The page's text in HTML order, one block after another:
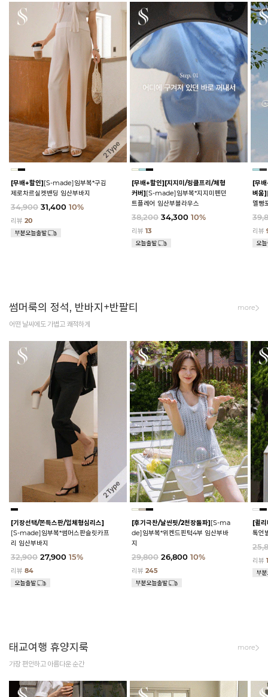
[무배+할인][S-made]임부복*구김
제로차르실켓밴딩 임산부바지
34,900 31,400 10%
리뷰 20
[무배+할인][지지미/링클프리/체형
커버][S-made]임부복*지지미펜던
트플레어 임산부블라우스
38,200 34,300 10%
리뷰13
[무
벼움]
멜빵
리뷰
썸머룩의 정석, 반바지+반팔티
어떤 날씨에도 가볍고 쾌적하게
more
[기장선택/쫀득스판/입체형심리스]
[S-made]임부복*썸머스판슬릿카프
리 임산부바지
32,900 27,900 15%
리뷰 84
[후기극찬/날씬핏/2천장돌파][S-ma
de]임부복*위켄드핀턱4부 임산부바
지
29,800 26,800 10%
리뷰245
[퀼
톡언
리뷰
태교여행 휴양지룩
가장 편안하고 아름다운 순간
more